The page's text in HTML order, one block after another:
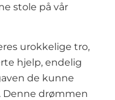
stole på vår
urokkelige tro,
hjelp, endelig
de kunne
Denne drømmen